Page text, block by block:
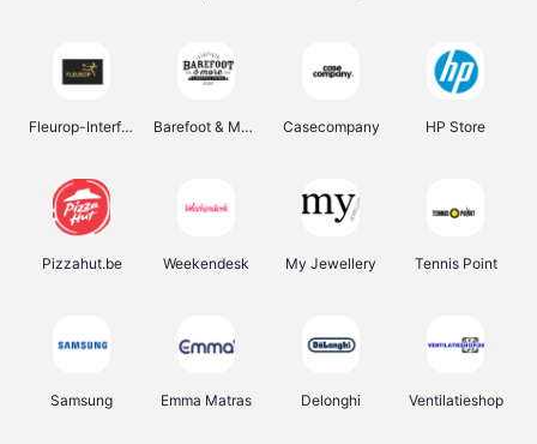
Fleurop-Interflora Barefoot & More Casecompany HP Store
Pizzahut.be Weekendesk My Jewellery Tennis Point
Samsung Emma Matras Delonghi Ventilatieshop